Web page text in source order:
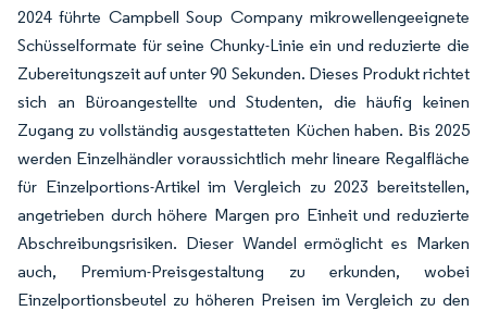
2024 führte Campbell Soup Company mikrowellengeeignete
Schüsselformate für seine Chunky-Linie ein und reduzierte die
Zubereitungszeit auf unter 90 Sekunden. Dieses Produkt richtet
sich an Büroangestellte und Studenten, die häufig keinen
Zugang zu vollständig ausgestatteten Küchen haben. Bis 2025
werden Einzelhändler voraussichtlich mehr lineare Regalfläche
für Einzelportions-Artikel im Vergleich zu 2023 bereitstellen,
angetrieben durch höhere Margen pro Einheit und reduzierte
Abschreibungsrisiken. Dieser Wandel ermöglicht es Marken
auch, Premium-Preisgestaltung zu erkunden, wobei
Einzelportionsbeutel zu höheren Preisen im Vergleich zu den